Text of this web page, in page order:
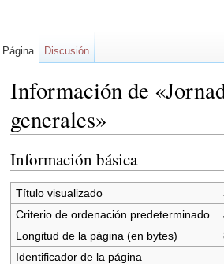
Información de
generales»
Información básica
Título visualizado
Criterio de ordenación predeterminado
Longitud de la página (en bytes)
Identificador de la página
Página Discusión